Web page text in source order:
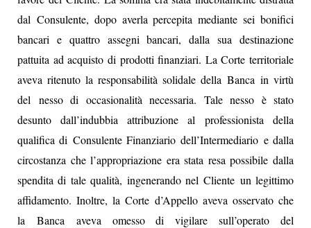
dal Consulente, dopo averla percepita mediante sei bonifici
bancari e quattro assegni bancari, dalla sua destinazione
pattuita ad acquisto di prodotti finanziari. La Corte territoriale
aveva ritenuto la responsabilità solidale della Banca in virtù
del nesso di occasionalità necessaria. Tale nesso è stato
desunto dall’indubbia attribuzione al professionista della
qualifica di Consulente Finanziario dell’Intermediario e dalla
circostanza che l’appropriazione era stata resa possibile dalla
spendita di tale qualità, ingenerando nel Cliente un legittimo
affidamento. Inoltre, la Corte d’Appello aveva osservato che
la Banca aveva omesso di vigilare sull’operato del